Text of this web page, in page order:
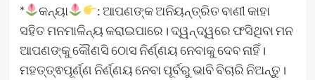
*
କନ୍ୟା
: ଆପଣଙ୍କ ଅନିୟନ୍ତ୍ରିତ ବାଣୀ କାହା
ସହିତ ମନମାଳିନ୍ୟ କରାଇପାରେ। ଦ୍ୱନ୍ଦ୍ୱରେ ଫସିଥିବା ମନ
ଆପଣଙ୍କୁ କୌଣସି ଠୋସ ନିର୍ଣ୍ଣୟ ନେବାକୁ ଦେବ ନାହିଁ।
ମହତ୍ତ୍ଵପୂର୍ଣ୍ଣ ନିର୍ଣ୍ଣୟ ନେବା ପୂର୍ବରୁ ଭାବି ବିଚାରି ନିଅନ୍ତୁ।